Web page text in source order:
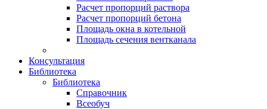
Расчет пропорций раствора
Расчет пропорций бетона
Площадь окна в котельной
Площадь сечения вентканала
Консультация
Библиотека
Библиотека
Справочник
Всеобуч